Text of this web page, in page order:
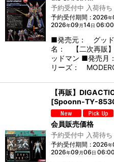
予約受付中 入荷待ち
予約受付期間 : 2026年
2026年09月14日 06:00
■発売元： グッド
名： 【二次再販】
ッドマン ■発売
リーズ：
【再販】
[Spoonn-TY-
会員販売価格
予約受付中 入荷待ち
予約受付期間 : 2026年
2026年09 月06日 06:00